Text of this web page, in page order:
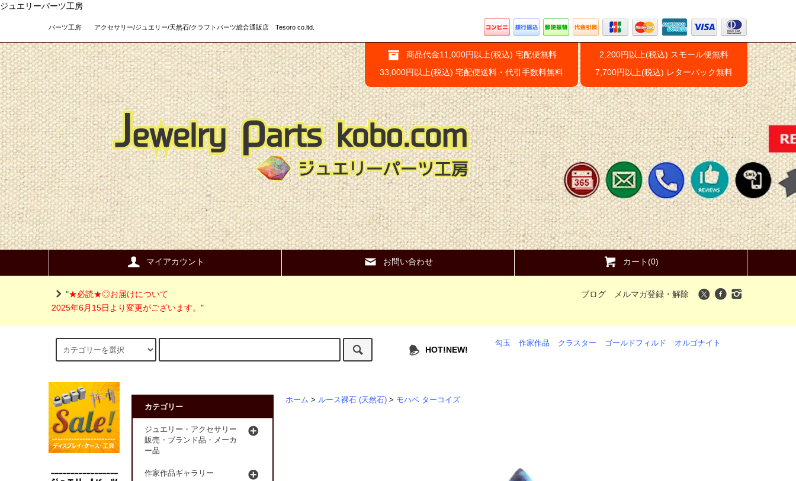
ジュエリーパーツ工房
パーツ工房 アクセサリー/ジュエリー/天然石/クラフトパーツ総合通販店 Tesoro co.ltd.
商品代金11,000円以上(税込) 宅配便無料
33,000円以上(税込) 宅配便送料・代引手数料無料
2,200円以上(税込) スモール便無料
7,700円以上(税込) レターパック無料
マイアカウント お問い合わせ カート(0)
"★必読★◎お届けについて
2025年6月15日より変更がございます。 "
ブログ メルマガ登録・解除
HOT!NEW!
勾玉 作家作品 クラスター ゴールドフィルド オルゴナイト
ホーム > ルース裸石 (天然石) > モハベ ターコイズ
カテゴリー
ジュエリー・アクセサリー
販売・ブランド品・メーカ
ー品
作家作品ギャラリー